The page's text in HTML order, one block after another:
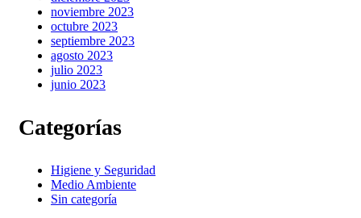
noviembre 2023
octubre 2023
septiembre 2023
agosto 2023
julio 2023
junio 2023
Categorías
Higiene y Seguridad
Medio Ambiente
Sin categoría